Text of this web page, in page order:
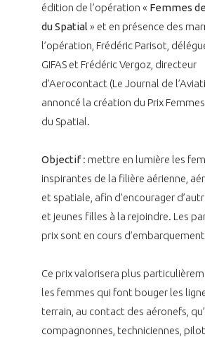
NOTRE HISTOIRE
NOS RÉSEAUX À L'INTERNATIONAL
GEADS
COMITÉ AERO PME
STARTAIR
ACCOMPAGNEMENT DE NOS
LES PROGRAMMES DU GIFAS
UN ÉCOSYSTÈME INTÉGRÉ ET COHÉRENT
LA MÉDIATION
LA MÉDIATION DANS LA FILIÈRE AÉRONAUTIQUE
LE MÉDIATEUR DE LA FILIÈRE AÉRONAUTIQUE
MÉDIATION ET CHARTE D’ENGAGEMENT SUR
CLIENTS ET
PRENDRE CONTACT AVEC LE MÉDIATEUR DE
LE SALON DU BOURGET
L'OBSERVATOIRE
CHIFFRES CLÉS
LES ENJEUX
COMPÉTITIVITÉ
LES PUBLICATIONS
édition de l’opération « Femmes
du Spatial » et en présence des
l’opération, Frédéric Parisot,
GIFAS et Frédéric Vergoz, directeur
d’Aerocontact (Le Journal de
annoncé la création du Prix
du Spatial.
Objectif: mettre en lumière les
inspirantes de la filière aérienne,
et spatiale, afin d’encourager
et jeunes filles à la rejoindre. Les
prix sont en cours
Ce prix valorisera plus
les femmes qui font bouger les
terrain, au contact des aéronefs,
compagnonnes, techniciennes,
Découvrez les avantages
Rencontres, salons, données
DEMANDE